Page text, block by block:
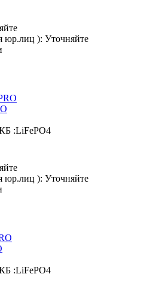
юр.лиц ): Уточняйте
:LiFePO4
юр.лиц ): Уточняйте
:LiFePO4